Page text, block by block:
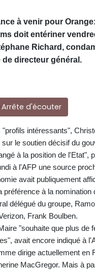
à venir pour
doit entériner
Richard,
de directeur général.
Arrête d'écouter
intéressants",
le soutien décisif du
à la position de l'Etat",
à l'AFP une source
avait publiquement
préférence à la
délégué du groupe,
Frank Boulben.
"souhaite que plus
avait encore indiqué à
dirige actuellement en
MacGregor. Mais à